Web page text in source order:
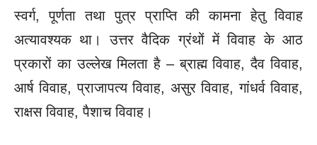
स्वर्ग, पूर्णता तथा पुत्र प्राप्ति की कामना हेतु विवाह
अत्यावश्यक था। उत्तर वैदिक ग्रंथों में विवाह के आठ
प्रकारों का उल्लेख मिलता है – ब्राह्म विवाह, दैव विवाह,
आर्ष विवाह, प्राजापत्य विवाह, असुर विवाह, गांधर्व विवाह,
राक्षस विवाह, पैशाच विवाह।